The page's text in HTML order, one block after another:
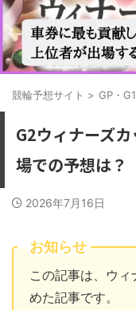
競輪予想サイト > GP・
G2ウィナーズ
場での予想は？
2026年7月16日
お知らせ
この記事は、ウ
めた記事です。